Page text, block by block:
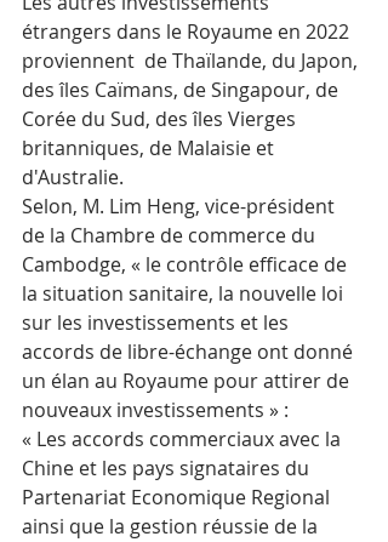
étrangers dans le Royaume en 2022
proviennent  de Thaïlande, du Japon,
des îles Caïmans, de Singapour, de
Corée du Sud, des îles Vierges
britanniques, de Malaisie et
d'Australie.
Selon, M. Lim Heng, vice-président
de la Chambre de commerce du
Cambodge, « le contrôle efficace de
la situation sanitaire, la nouvelle loi
sur les investissements et les
accords de libre-échange ont donné
un élan au Royaume pour attirer de
nouveaux investissements » :
« Les accords commerciaux avec la
Chine et les pays signataires du
Partenariat Economique Regional
ainsi que la gestion réussie de la